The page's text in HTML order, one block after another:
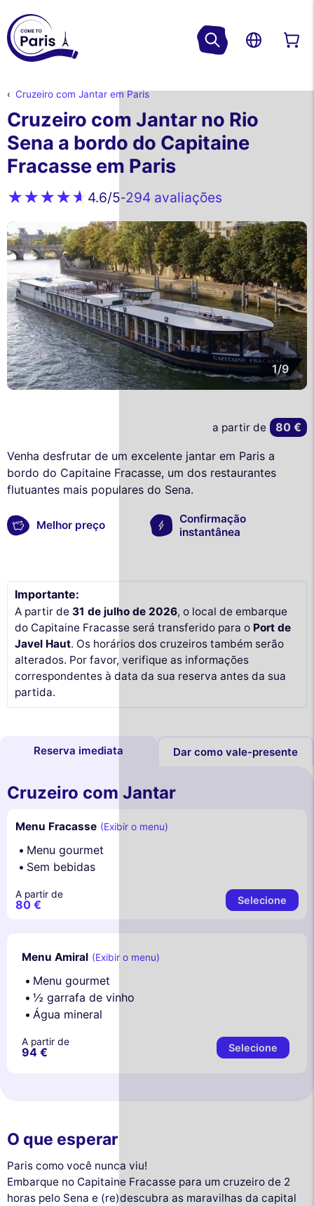
Cruzeiro com Jantar em Paris
Cruzeiro com Jantar no Rio
Sena a bordo do Capitaine
Fracasse em Paris
4.6/5-294 avaliações
1/9
Venha desfrutar de um excelente jantar em Paris a
bordo do Capitaine Fracasse, um dos restaurantes
flutuantes mais populares do Sena.
Melhor preço
Confirmação
instantânea
a partir de 80 €
Importante:
A partir de 31 de julho de 2026, o local de embarque
do Capitaine Fracasse será transferido para o Port de
Javel Haut. Os horários dos cruzeiros também serão
alterados. Por favor, verifique as informações
correspondentes à data da sua reserva antes da sua
partida.
Reserva imediata Dar como vale-presente
Cruzeiro com Jantar
Menu Fracasse (Exibir o menu)
Menu gourmet
Sem bebidas
A partir de
80 € Selecione
Menu Amiral (Exibir o menu)
Menu gourmet
½ garrafa de vinho
Água mineral
A partir de
94 € Selecione
O que esperar
Paris como você nunca viu!
Embarque no Capitaine Fracasse para um cruzeiro de 2
horas pelo Sena e (re)descubra as maravilhas da capital